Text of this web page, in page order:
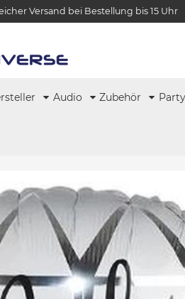
Versand bei Bestellung bis 15 Uhr
Audio Zubehör